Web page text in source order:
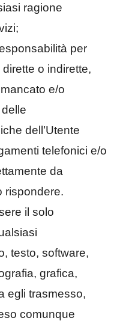
ragione
per
o indirette,
e/o
dell’Utente
telefonici e/o
da
rispondere.
il solo
testo, software,
grafica,
egli trasmesso,
comunque